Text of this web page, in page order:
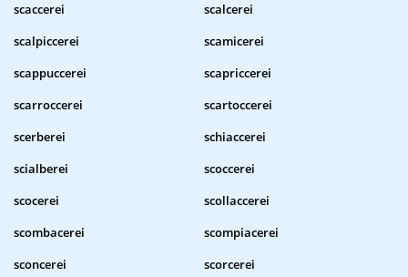
scaccerei
scalcerei
scalpiccerei
scamicerei
scappuccerei
scapriccerei
scarroccerei
scartoccerei
scerberei
schiaccerei
scialberei
scoccerei
scocerei
scollaccerei
scombacerei
scompiacerei
sconcerei
scorcerei